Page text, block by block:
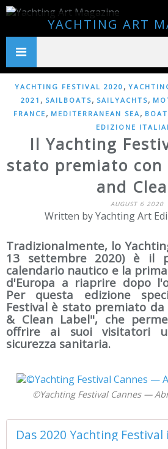
YACHTING ART
YACHTING FESTIVAL 2020 ,
2021 , SAILBOATS, SAILYACHTS,
FRANCE , MEDITERRANEAN SEA,
EDIZIONE
Il Yachting
stato premiato con
and
AUGUST 6 2020
Written by Yachting Art
Tradizionalmente, lo
13 settembre 2020) è il
calendario nautico e la
d'Europa a riaprire dopo
Per questa edizione
Festival è stato premiato da
& Clean Label", che
offrire ai suoi visitatori
sicurezza sanitaria.
©Yachting Festival Cannes —